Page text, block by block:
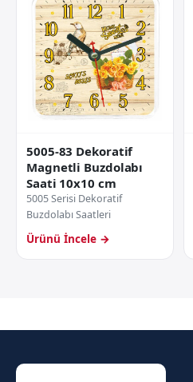
5005-83 Dekoratif
Magnetli Buzdolabı
Saati 10x10 cm
5005 Serisi Dekoratif
Buzdolabı Saatleri
Ürünü İncele →